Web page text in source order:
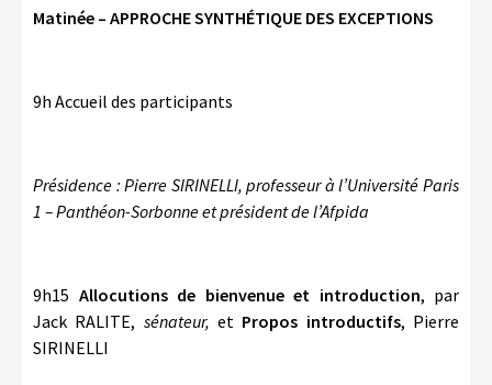
Matinée – APPROCHE SYNTHÉTIQUE DES EXCEPTIONS
9h Accueil des participants
Présidence : Pierre SIRINELLI, professeur à l’Université Paris
1 – Panthéon-Sorbonne et président de l’Afpida
9h15 Allocutions de bienvenue et introduction, par
Jack RALITE, sénateur, et Propos introductifs, Pierre
SIRINELLI